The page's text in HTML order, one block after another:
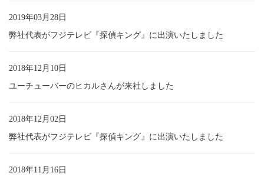
2019年03月28日
弊社代表がフジテレビ『探偵キング』に出演いたしました
2018年12月10日
ユーチューバーのヒカルさんが来社しました
2018年12月02日
弊社代表がフジテレビ『探偵キング』に出演いたしました
2018年11月16日